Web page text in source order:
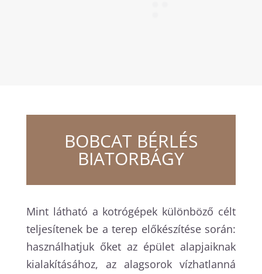
BOBCAT BÉRLÉS
BIATORBÁGY
Mint látható a kotrógépek különböző célt
teljesítenek be a terep előkészítése során:
használhatjuk őket az épület alapjaiknak
kialakításához, az alagsorok vízhatlanná